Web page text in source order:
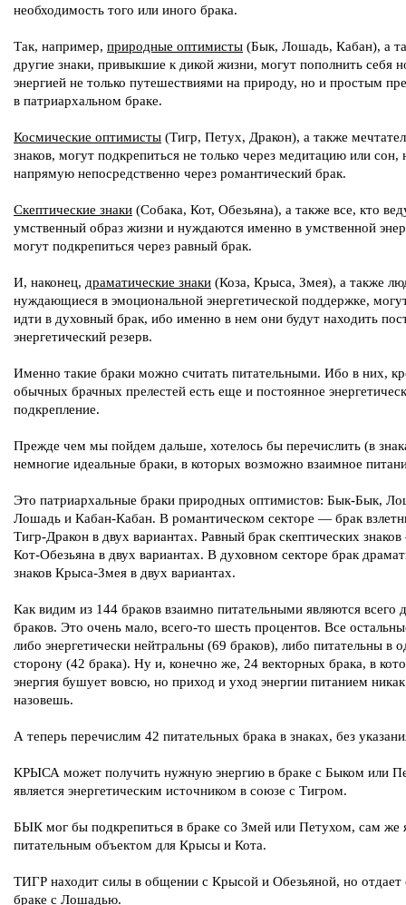
необходимость того или иного брака.
Так, например, природные оптимисты (Бык, Лошадь, Кабан), а
другие знаки, привыкшие к дикой жизни, могут пополнить себя
энергией не только путешествиями на природу, но и простым
в патриархальном браке.
Космические оптимисты (Тигр, Петух, Дракон), а также
знаков, могут подкрепиться не только через медитацию или сон,
напрямую непосредственно через романтический брак.
Скептические знаки (Собака, Кот, Обезьяна), а также все, кто
умственный образ жизни и нуждаются именно в умственной
могут подкрепиться через равный брак.
И, наконец, драматические знаки (Коза, Крыса, Змея), а также
нуждающиеся в эмоциональной энергетической поддержке,
идти в духовный брак, ибо именно в нем они будут находить
энергетический резерв.
Именно такие браки можно считать питательными. Ибо в них,
обычных брачных прелестей есть еще и постоянное
подкрепление.
Прежде чем мы пойдем дальше, хотелось бы перечислить (в
немногие идеальные браки, в которых возможно взаимное
Это патриархальные браки природных оптимистов: Бык-Бык,
Лошадь и Кабан-Кабан. В романтическом секторе — брак
Тигр-Дракон в двух вариантах. Равный брак скептических
Кот-Обезьяна в двух вариантах. В духовном секторе брак
знаков Крыса-Змея в двух вариантах.
Как видим из 144 браков взаимно питательными являются всего
браков. Это очень мало, всего-то шесть процентов. Все
либо энергетически нейтральны (69 браков), либо питательны в
сторону (42 брака). Ну и, конечно же, 24 векторных брака, в
энергия бушует вовсю, но приход и уход энергии питанием
назовешь.
А теперь перечислим 42 питательных брака в знаках, без
КРЫСА может получить нужную энергию в браке с Быком или
является энергетическим источником в союзе с Тигром.
БЫК мог бы подкрепиться в браке со Змей или Петухом, сам же
питательным объектом для Крысы и Кота.
ТИГР находит силы в общении с Крысой и Обезьяной, но отдает
браке с Лошадью.